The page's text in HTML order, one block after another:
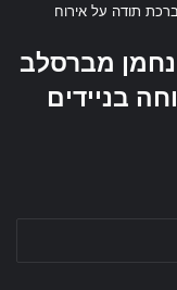
תודה על אירוח
נחמן מברסלב
בניידים